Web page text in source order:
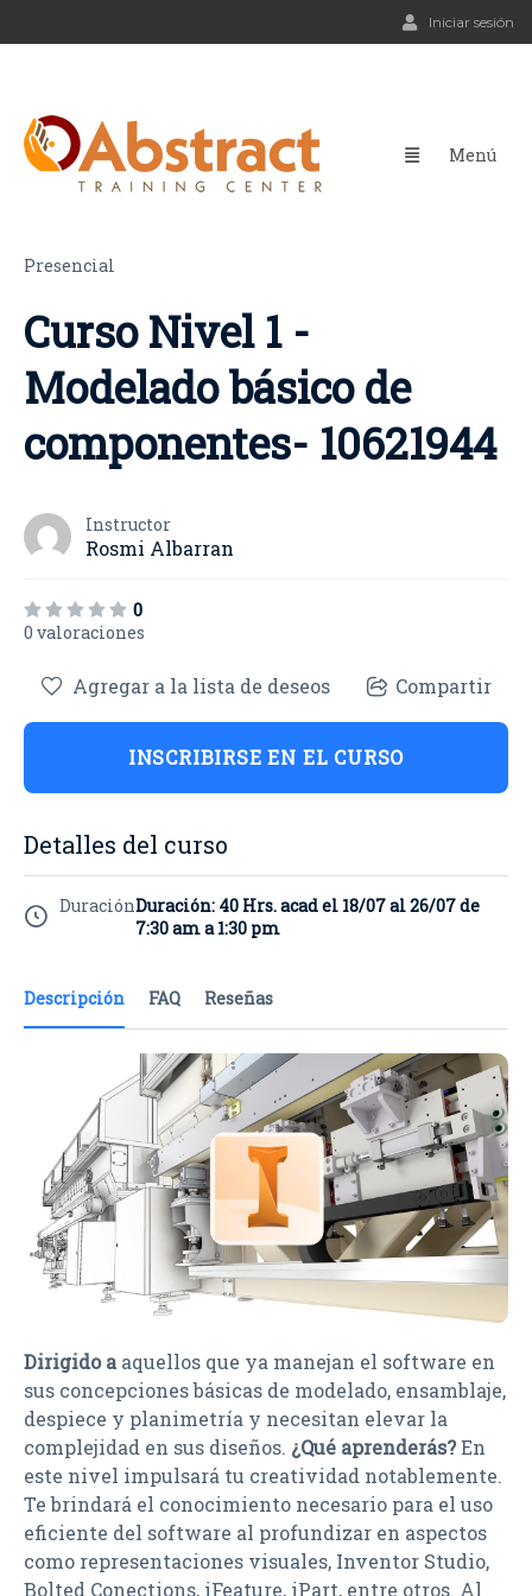
Iniciar sesión
Presencial
Curso Nivel 1 -
Modelado básico de
componentes- 10621944
Instructor
Rosmi Albarran
0
0 valoraciones
Descripción FAQ Reseñas
Dirigido aaquellos que ya manejan el software en
sus concepciones básicas de modelado, ensamblaje,
despiece y planimetría y necesitan elevar la
complejidad en sus diseños. ¿Qué aprenderás?En
este nivel impulsará tu creatividad notablemente.
Te brindará el conocimiento necesario para el uso
eficiente del software al profundizar en aspectos
como representaciones visuales, Inventor Studio,
Bolted Conections, iFeature, iPart, entre otros. Al
Agregar a la lista de deseos Compartir
INSCRIBIRSE EN EL CURSO
Detalles del curso
DuraciónDuración: 40 Hrs. acad el 18/07 al 26/07 de
7:30 am a 1:30 pm